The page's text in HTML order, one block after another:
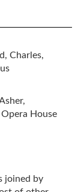
Charles,
House
joined by